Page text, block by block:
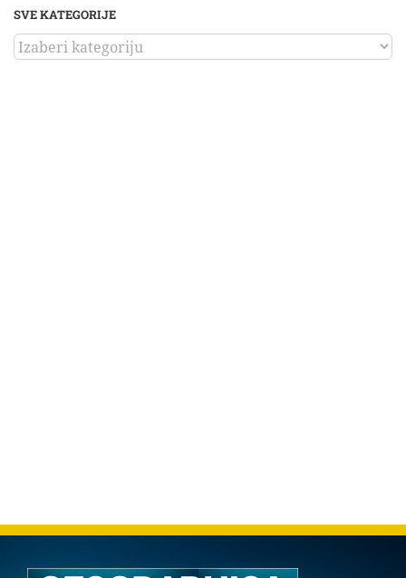
SVE KATEGORIJE
SVE
KATEGORIJE